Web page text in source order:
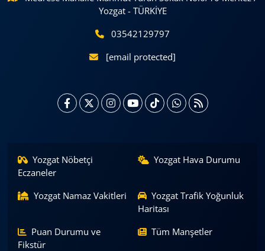
Yozgat - TÜRKİYE
03542129797
[email protected]
Yozgat Nöbetçi
Eczaneler
Yozgat Hava Durumu
Yozgat Namaz Vakitleri
Yozgat Trafik Yoğunluk
Haritası
Puan Durumu ve
Fikstür
Tüm Manşetler